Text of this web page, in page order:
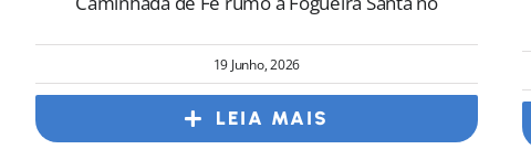
19 Junho, 2026
LEIA MAIS